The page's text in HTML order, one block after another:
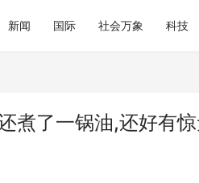
新闻 国际 社会万象 科技
煮了一锅油,还好有